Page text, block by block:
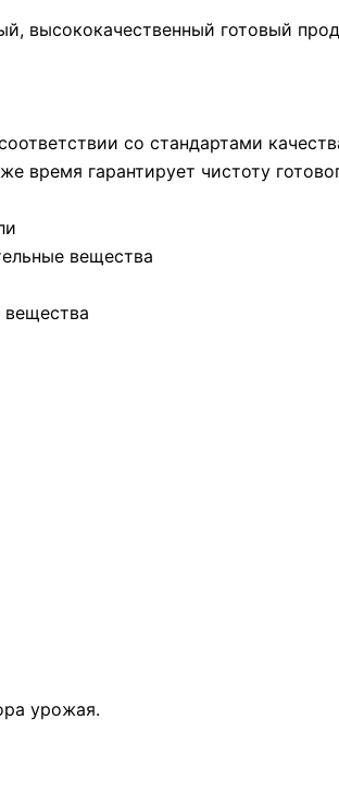
высококачественный готовый
со стандартами
гарантирует чистоту
вещества
урожая.